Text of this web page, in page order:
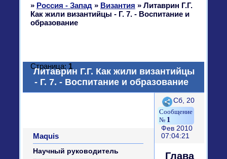
» Россия - Запад » Византия » Литаврин Г.Г.
Как жили византийцы - Г. 7. - Воспитание и
образование
Литаврин Г.Г. Как жили византийцы
- Г. 7. - Воспитание и образование
Страница: 1
Поделиться
1
Сб, 20
Фев 2010
07:04:21
Maquis
Научный руководитель
Глава